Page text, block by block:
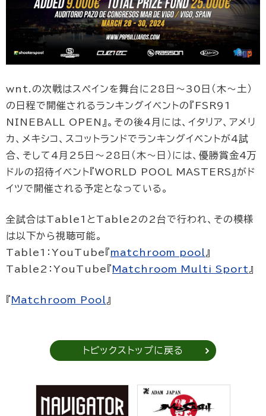
wnt.の次戦はスペインを舞台に28日〜30日（木〜土）
の日程で開催されるランキングイベントの『FSR91
NINEBALL OPEN』。その後4月には、イタリア、アメリ
カ、メキシコ、スコットランドでランキングイベントが4試
合、そして4月25日〜28日（木〜日）には、優勝賞金4万
ドルの招待イベント『WORLD POOL MASTERS』がド
イツで開催される予定となっている。
全試合はTable1とTable2の2台で行われ、その模様
は以下から視聴可能。
Table1：YouTube『matchroom pool』
Table2：YouTube『 Matchroom Multi Sport』
『 Matchroom Pool』
トピックストップに戻る